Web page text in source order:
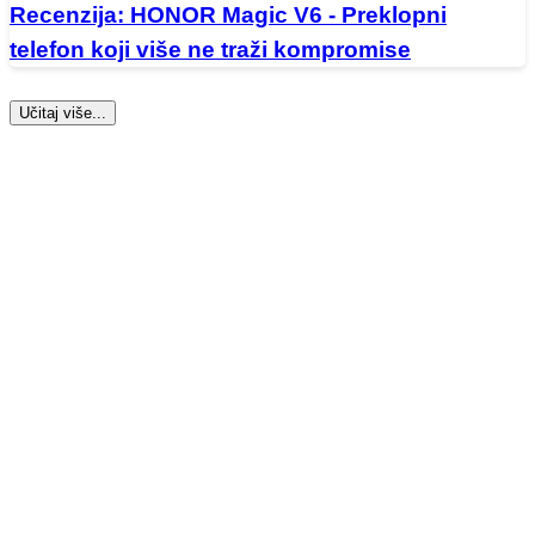
Recenzija: HONOR Magic V6 - Preklopni
telefon koji više ne traži kompromise
Učitaj više...